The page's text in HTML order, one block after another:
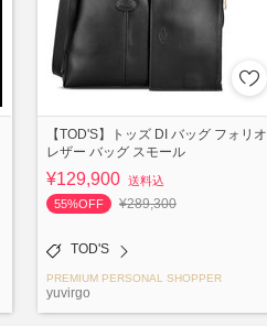
【TOD'S】トッズ DI バッグ フォリオ
レザー バッグ スモール
¥129,900 送料込
55%OFF
¥289,300
TOD'S
PREMIUM PERSONAL SHOPPER
yuvirgo